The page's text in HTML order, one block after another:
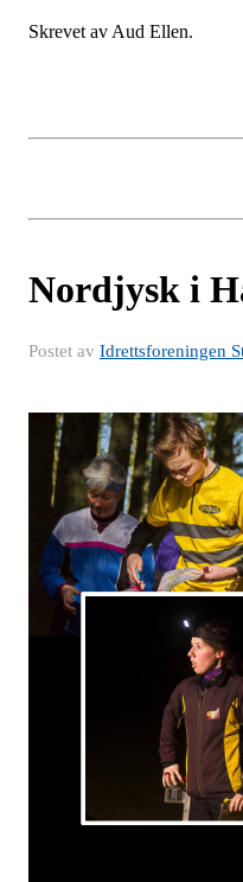
Skrevet av Aud Ellen.
Nordjysk i
Postet av Idrettsforeningen